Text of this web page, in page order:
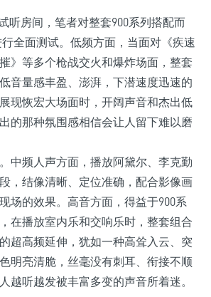
听房间，笔者对整套900系列搭配而
全面测试。低频方面，当面对《疾速
》等多个枪战交火和爆炸场面，整套
音量感丰盈、澎湃，下潜速度迅速的
现恢宏大场面时，开阔声音和杰出低
的那种氛围感相信会让人留下难以磨
中频人声方面，播放阿黛尔、李克勤
，结像清晰、定位准确，配合影像画
场的效果。高音方面，得益于900系
在播放室内乐和交响乐时，整套组合
超高频延伸，犹如一种高耸入云、突
明亮清脆，丝毫没有刺耳、衔接不顺
越听越发被丰富多变的声音所着迷。